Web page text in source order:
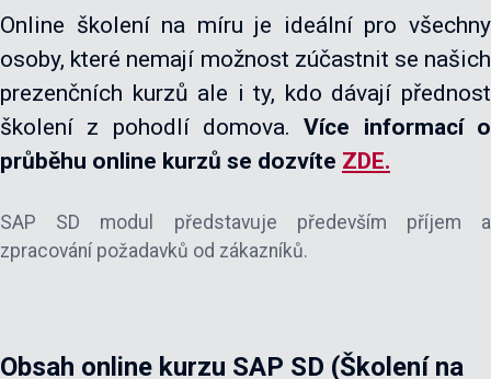
Online školení na míru je ideální pro všechny
osoby, které nemají možnost zúčastnit se našich
prezenčních kurzů ale i ty, kdo dávají přednost
školení z pohodlí domova.Více informací o
průběhu online kurzů se dozvíte ZDE.
SAP SD modul představuje především příjem a
zpracování požadavků od zákazníků.
Obsah online kurzu SAP SD (Školení na